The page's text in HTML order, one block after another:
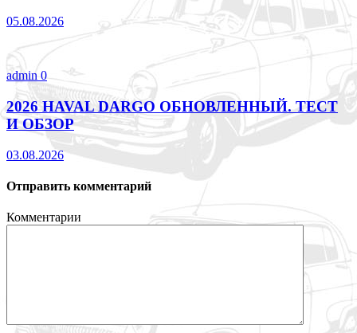
05.08.2026
admin 0
2026 HAVAL DARGO ОБНОВЛЕННЫЙ. ТЕСТ
И ОБЗОР
03.08.2026
Отправить комментарий
Комментарии